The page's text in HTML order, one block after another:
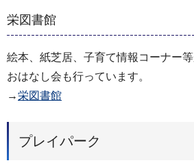
栄図書館
絵本、紙芝居、子育て情報コーナー
おはなし会も行っています。
→栄図書館
プレイパーク